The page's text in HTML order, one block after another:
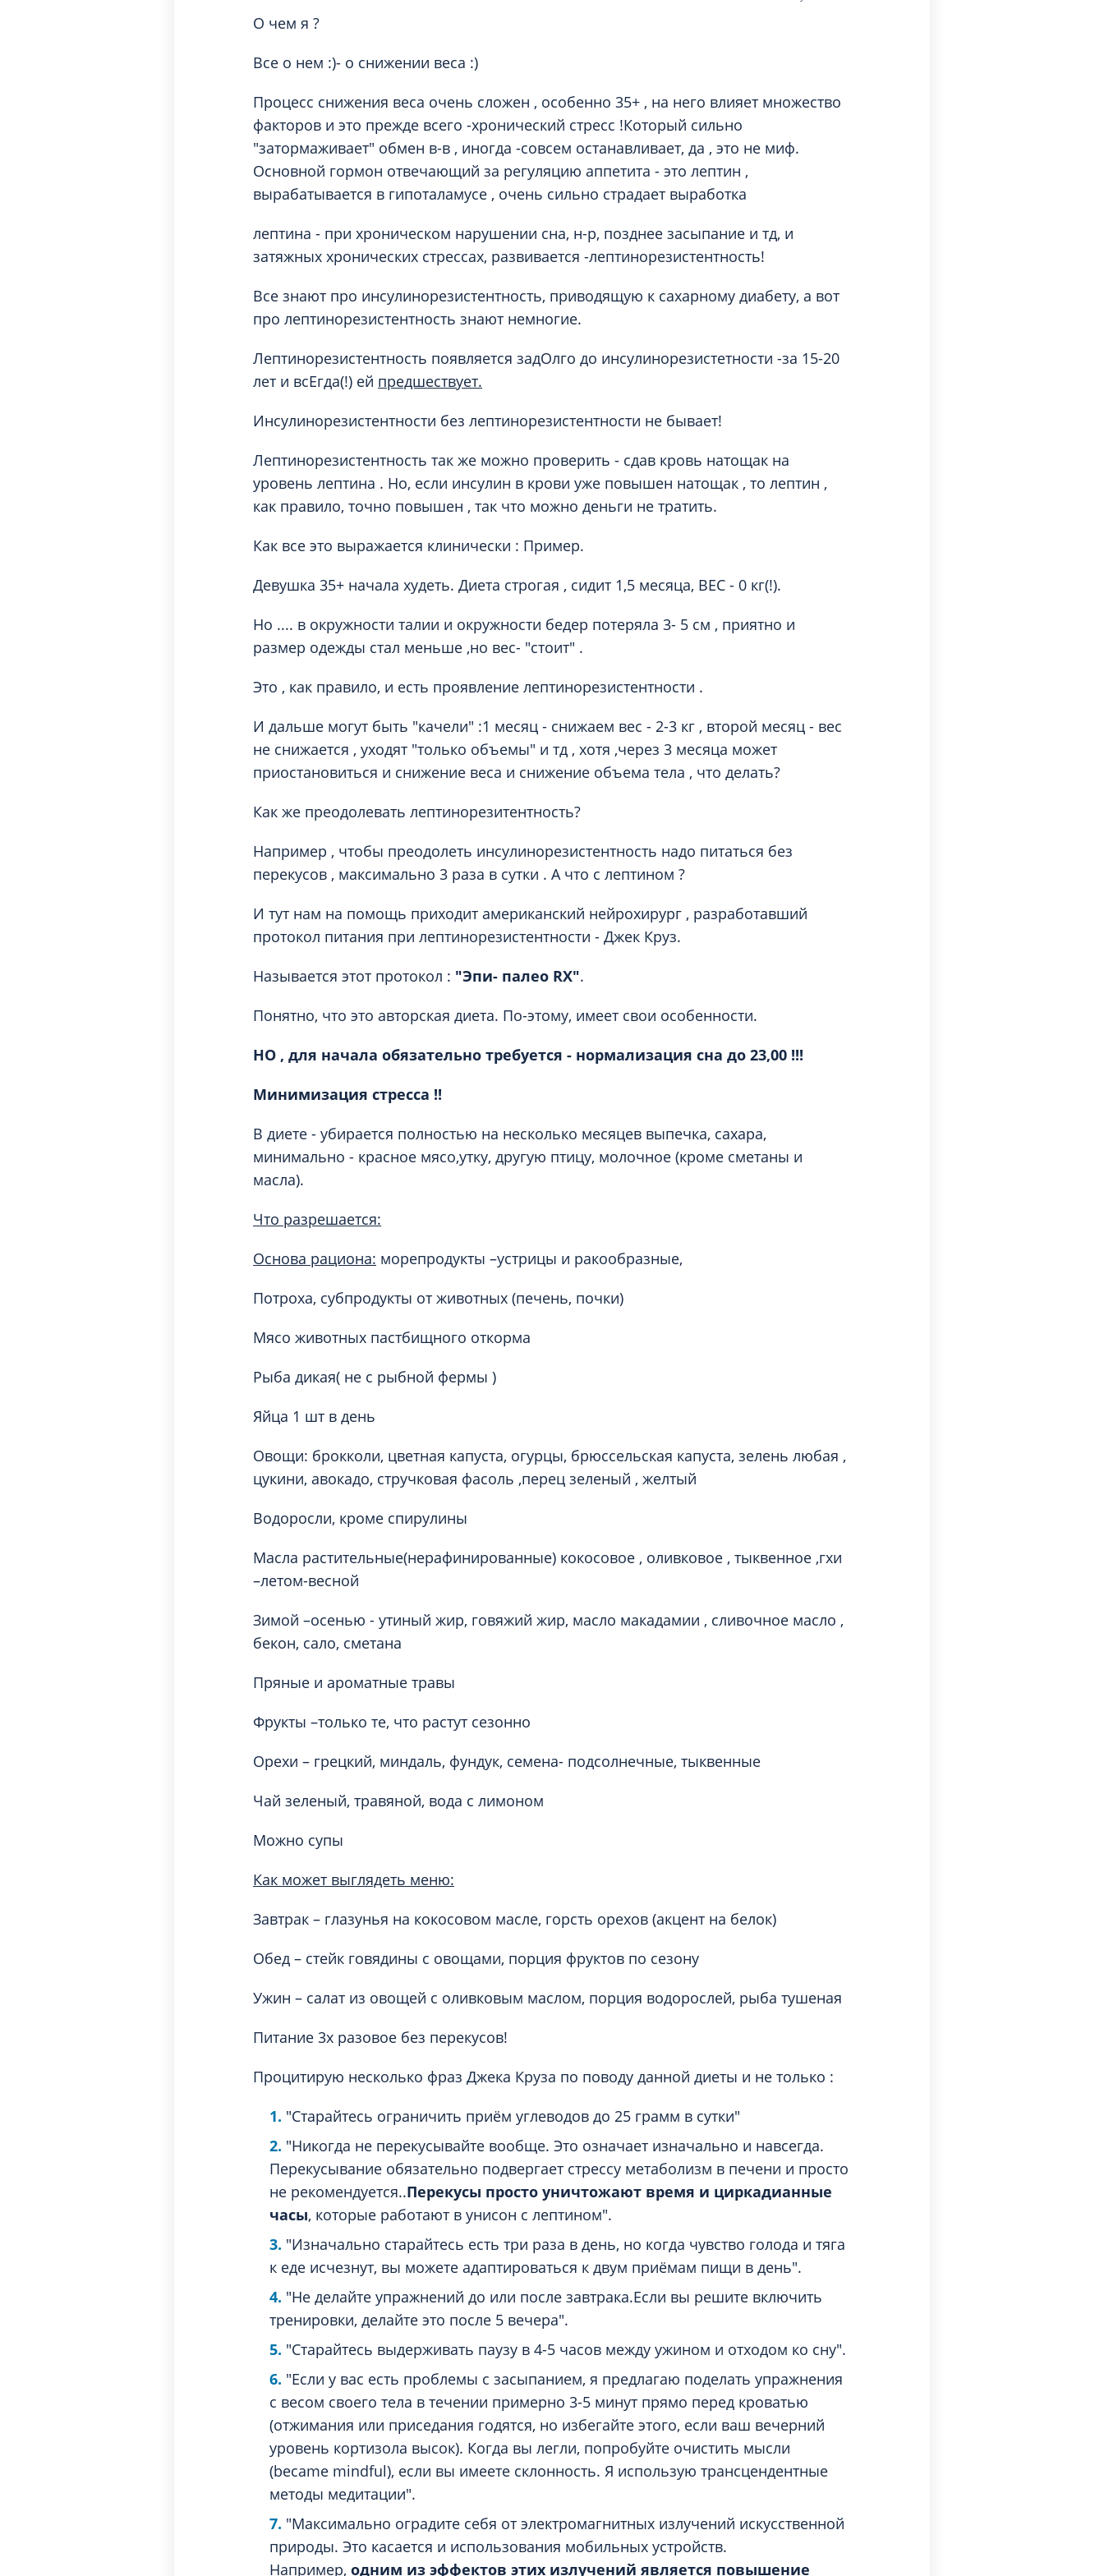
Логопедия
Мануальная терапия
Массаж
Медицинский педикюр и маникюр
Неврология
Нейропсихология
Нефрология
Онкоурология
Пульмонология
Реабилитация
Рентген
Сестринские процедуры и манипуляции
Сомнология
Трихология
Эндоскопия
О чем я ?
Все о нем :)- о снижении веса :)
Процесс снижения веса очень сложен , особенно 35+ , на него влияет множество
факторов и это прежде всего -хронический стресс !Который сильно
"затормаживает" обмен в-в , иногда -совсем останавливает, да , это не миф.
Основной гормон отвечающий за регуляцию аппетита - это лептин ,
вырабатывается в гипоталамусе , очень сильно страдает выработка
лептина - при хроническом нарушении сна, н-р, позднее засыпание и тд, и
затяжных хронических стрессах, развивается -лептинорезистентность!
Все знают про инсулинорезистентность, приводящую к сахарному диабету, а вот
про лептинорезистентность знают немногие.
Лептинорезистентность появляется задОлго до инсулинорезистетности -за 15-20
лет и всЕгда(!) ей предшествует.
Инсулинорезистентности без лептинорезистентности не бывает!
Лептинорезистентность так же можно проверить - сдав кровь натощак на
уровень лептина . Но, если инсулин в крови уже повышен натощак , то лептин ,
как правило, точно повышен , так что можно деньги не тратить.
Как все это выражается клинически : Пример.
Девушка 35+ начала худеть. Диета строгая , сидит 1,5 месяца, ВЕС - 0 кг(!).
Но .... в окружности талии и окружности бедер потеряла 3- 5 см , приятно и
размер одежды стал меньше ,но вес- "стоит" .
Это , как правило, и есть проявление лептинорезистентности .
И дальше могут быть "качели" :1 месяц - снижаем вес - 2-3 кг , второй месяц - вес
не снижается , уходят "только объемы" и тд , хотя ,через 3 месяца может
приостановиться и снижение веса и снижение объема тела , что делать?
Как же преодолевать лептинорезитентность?
Например , чтобы преодолеть инсулинорезистентность надо питаться без
перекусов , максимально 3 раза в сутки . А что с лептином ?
И тут нам на помощь приходит американский нейрохирург , разработавший
протокол питания при лептинорезистентности - Джек Круз.
Называется этот протокол : "Эпи- палео RX".
Понятно, что это авторская диета. По-этому, имеет свои особенности.
НО , для начала обязательно требуется - нормализация сна до 23,00 !!!
Минимизация стресса !!
В диете - убирается полностью на несколько месяцев выпечка, сахара,
минимально - красное мясо,утку, другую птицу, молочное (кроме сметаны и
масла).
Что разрешается:
Основа рациона: морепродукты –устрицы и ракообразные,
Потроха, субпродукты от животных (печень, почки)
Мясо животных пастбищного откорма
Рыба дикая( не с рыбной фермы )
Яйца 1 шт в день
Овощи: брокколи, цветная капуста, огурцы, брюссельская капуста, зелень любая ,
цукини, авокадо, стручковая фасоль ,перец зеленый , желтый
Водоросли, кроме спирулины
Масла растительные(нерафинированные) кокосовое , оливковое , тыквенное ,гхи
–летом-весной
Зимой –осенью - утиный жир, говяжий жир, масло макадамии , сливочное масло ,
бекон, сало, сметана
Пряные и ароматные травы
Фрукты –только те, что растут сезонно
Орехи – грецкий, миндаль, фундук, семена- подсолнечные, тыквенные
Чай зеленый, травяной, вода с лимоном
Можно супы
Как может выглядеть меню:
Завтрак – глазунья на кокосовом масле, горсть орехов (акцент на белок)
Обед – стейк говядины с овощами, порция фруктов по сезону
Ужин – салат из овощей с оливковым маслом, порция водорослей, рыба тушеная
Питание 3х разовое без перекусов!
Процитирую несколько фраз Джека Круза по поводу данной диеты и не только :
"Старайтесь ограничить приём углеводов до 25 грамм в сутки"
"Никогда не перекусывайте вообще. Это означает изначально и навсегда.
Перекусывание обязательно подвергает стрессу метаболизм в печени и просто
не рекомендуется..Перекусы просто уничтожают время и циркадианные
часы, которые работают в унисон с лептином".
"Изначально старайтесь есть три раза в день, но когда чувство голода и тяга
к еде исчезнут, вы можете адаптироваться к двум приёмам пищи в день".
"Не делайте упражнений до или после завтрака.Если вы решите включить
тренировки, делайте это после 5 вечера".
"Старайтесь выдерживать паузу в 4-5 часов между ужином и отходом ко сну".
"Если у вас есть проблемы с засыпанием, я предлагаю поделать упражнения
с весом своего тела в течении примерно 3-5 минут прямо перед кроватью
(отжимания или приседания годятся, но избегайте этого, если ваш вечерний
уровень кортизола высок). Когда вы легли, попробуйте очистить мысли
(became mindful), если вы имеете склонность. Я использую трансцендентные
методы медитации".
"Максимально оградите себя от электромагнитных излучений искусственной
природы. Это касается и использования мобильных устройств.
Например, одним из эффектов этих излучений является повышение